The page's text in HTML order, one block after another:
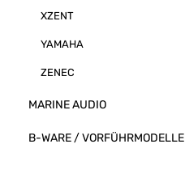
XZENT
YAMAHA
ZENEC
MARINE AUDIO
B-WARE / VORFÜHRMODELLE